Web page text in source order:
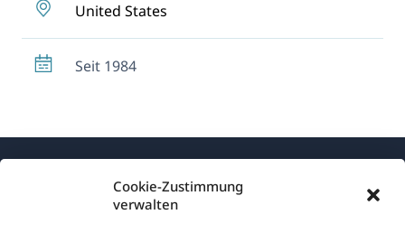
Cookie-Zustimmung
verwalten
United States
Seit 1984